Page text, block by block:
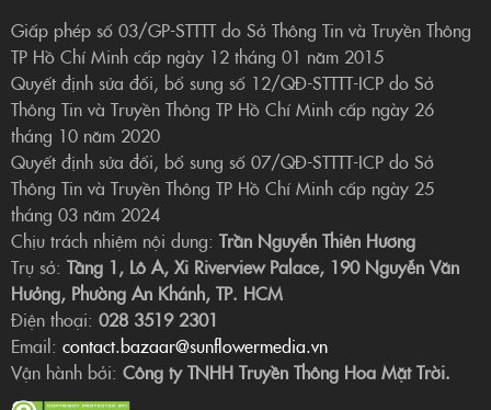
Giấp phép số 03/GP-STTTT do Sở Thông Tin và Truyền Thông
TP Hồ Chí Minh cấp ngày 12 tháng 01 năm 2015
Quyết định sửa đổi, bổ sung số 12/QĐ-STTTT-ICP do Sở
Thông Tin và Truyền Thông TP Hồ Chí Minh cấp ngày 26
tháng 10 năm 2020
Quyết định sửa đổi, bổ sung số 07/QĐ-STTTT-ICP do Sở
Thông Tin và Truyền Thông TP Hồ Chí Minh cấp ngày 25
tháng 03 năm 2024
Chịu trách nhiệm nội dung: Trần Nguyễn Thiên Hương
Trụ sở: Tầng 1, Lô A, Xi Riverview Palace, 190 Nguyễn Văn
Hưởng, Phường An Khánh, TP. HCM
Điện thoại: 028 3519 2301
Email: contact.bazaar@sunflowermedia.vn
Vận hành bởi: Công ty TNHH Truyền Thông Hoa Mặt Trời.